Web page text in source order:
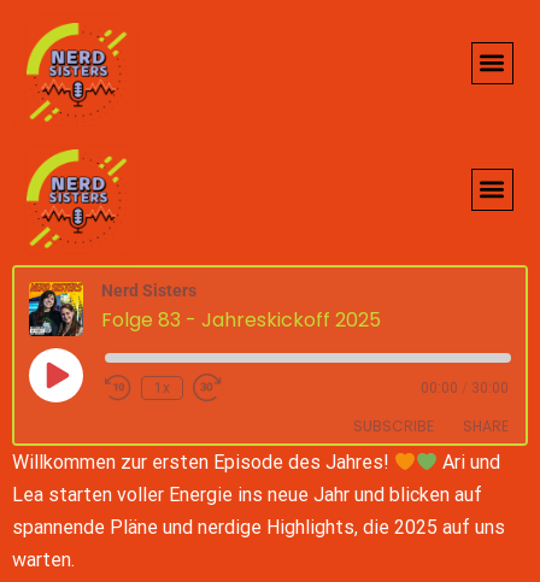
Nerd Sisters
Folge 83 - Jahreskickoff 2025
1x 00:00 / 30:00
SUBSCRIBE SHARE
Google Podcasts Spotify
custom iTunes
SHARE
LINK
Willkommen zur ersten Episode des Jahres!
Ari und
Lea starten voller Energie ins neue Jahr und blicken auf
spannende Pläne und nerdige Highlights, die 2025 auf uns
warten.